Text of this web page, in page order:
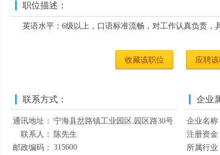
职位描述：
英语水平：6级以上，口语标准流畅，对工作认真负责，
收藏该职位 应聘
联系方式：
通讯地址：
宁海县岔路镇工业园区.园区路30号
联系人：
陈先生
邮政编码：
315600
企业
企业名称
注册资金
所属行业